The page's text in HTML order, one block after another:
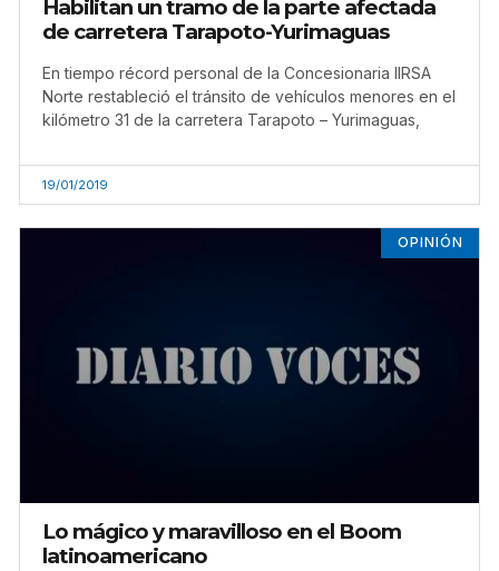
Habilitan un tramo de la parte afectada
de carretera Tarapoto-Yurimaguas
En tiempo récord personal de la Concesionaria IIRSA
Norte restableció el tránsito de vehículos menores en el
kilómetro 31 de la carretera Tarapoto – Yurimaguas,
19/01/2019
OPINIÓN
Lo mágico y maravilloso en el Boom
latinoamericano